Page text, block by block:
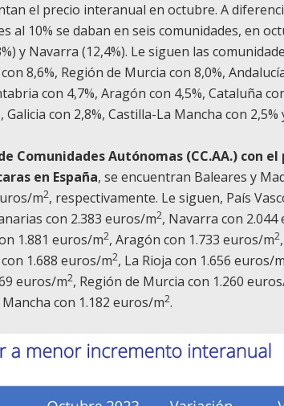
el precio interanual en octubre. A
al 10% se daban en seis comunidades, en
y Navarra (12,4%). Le siguen las
8,6%, Región de Murcia con 8,0%,
con 4,7%, Aragón con 4,5%, Cataluña
con 2,8%, Castilla-La Mancha con 2,5%
Comunidades Autónomas (CC.AA.) con
en España, se encuentran Baleares y
m2, respectivamente. Le siguen, País
con 2.383 euros/m2, Navarra con 2.044
1.881 euros/m2, Aragón con 1.733 euros/m2
1.688 euros/m2, La Rioja con 1.656 euros/m
euros/m2, Región de Murcia con 1.260
con 1.182 euros/m2.